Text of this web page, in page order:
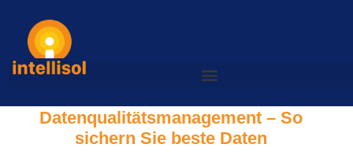
Datenqualitätsmanagement – So
sichern Sie beste Daten